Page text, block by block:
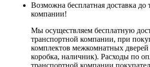
Возможна бесплатная доставка до
компании!
Мы осуществляем бесплатную
транспортной компании, при
комплектов межкомнатных дверей
коробка, наличник). Расходы по
транспортной компании